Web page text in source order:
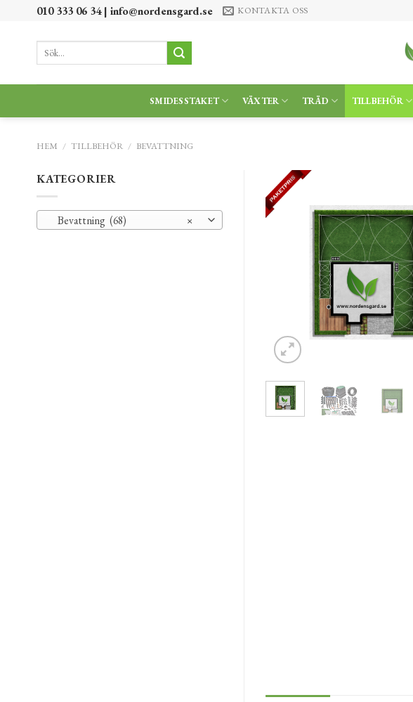
010 333 06 34 | info@nordensgard.se KONTAKTA OSS
efter:
SMIDESSTAKET VÄXTER TRÄD TILLBEHÖR
HEM / TILLBEHÖR / BEVATTNING
KATEGORIER
×
Bevattning (68)